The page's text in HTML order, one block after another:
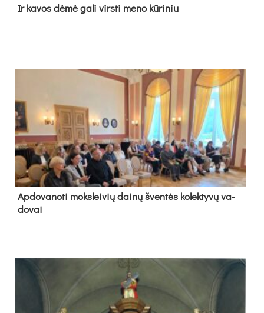
Ir ka­vos dė­mė ga­li virs­ti me­no kū­ri­niu
Ap­do­va­no­ti moks­lei­vių dai­nų šven­tės ko­lek­ty­vų va­
do­vai